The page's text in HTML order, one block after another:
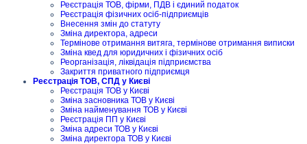
Реєстрація ТОВ, фірми, ПДВ і єдиний податок
Реєстрація фізичних осіб-підприємців
Внесення змін до статуту
Зміна директора, адреси
Термінове отримання витяга, термінове отримання виписки
Зміна квед для юридичних і фізичних осіб
Реорганізація, ліквідація підприємства
Закриття приватного підприємця
Реєстрація ТОВ, СПД у Києві
Реєстрація ТОВ у Києві
Зміна засновника ТОВ у Києві
Зміна найменування ТОВ у Києві
Реєстрація ПП у Києві
Зміна адреси ТОВ у Києві
Зміна директора ТОВ у Києві